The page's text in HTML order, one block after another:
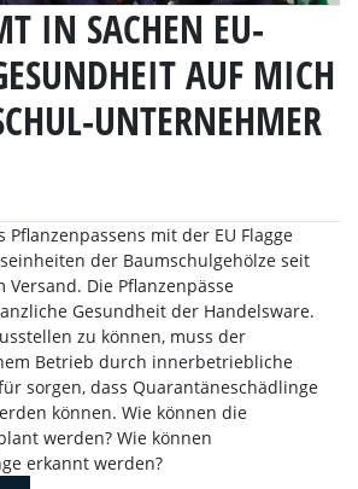
IN SACHEN EU-
AUF MICH
UNTERNEHMER
Pflanzenpassens mit der EU Flagge
der Baumschulgehölze seit
Die Pflanzenpässe
Gesundheit der Handelsware.
zu können, muss der
Betrieb durch innerbetriebliche
sorgen, dass Quarantäneschädlinge
können. Wie können die
werden? Wie können
erkannt werden?